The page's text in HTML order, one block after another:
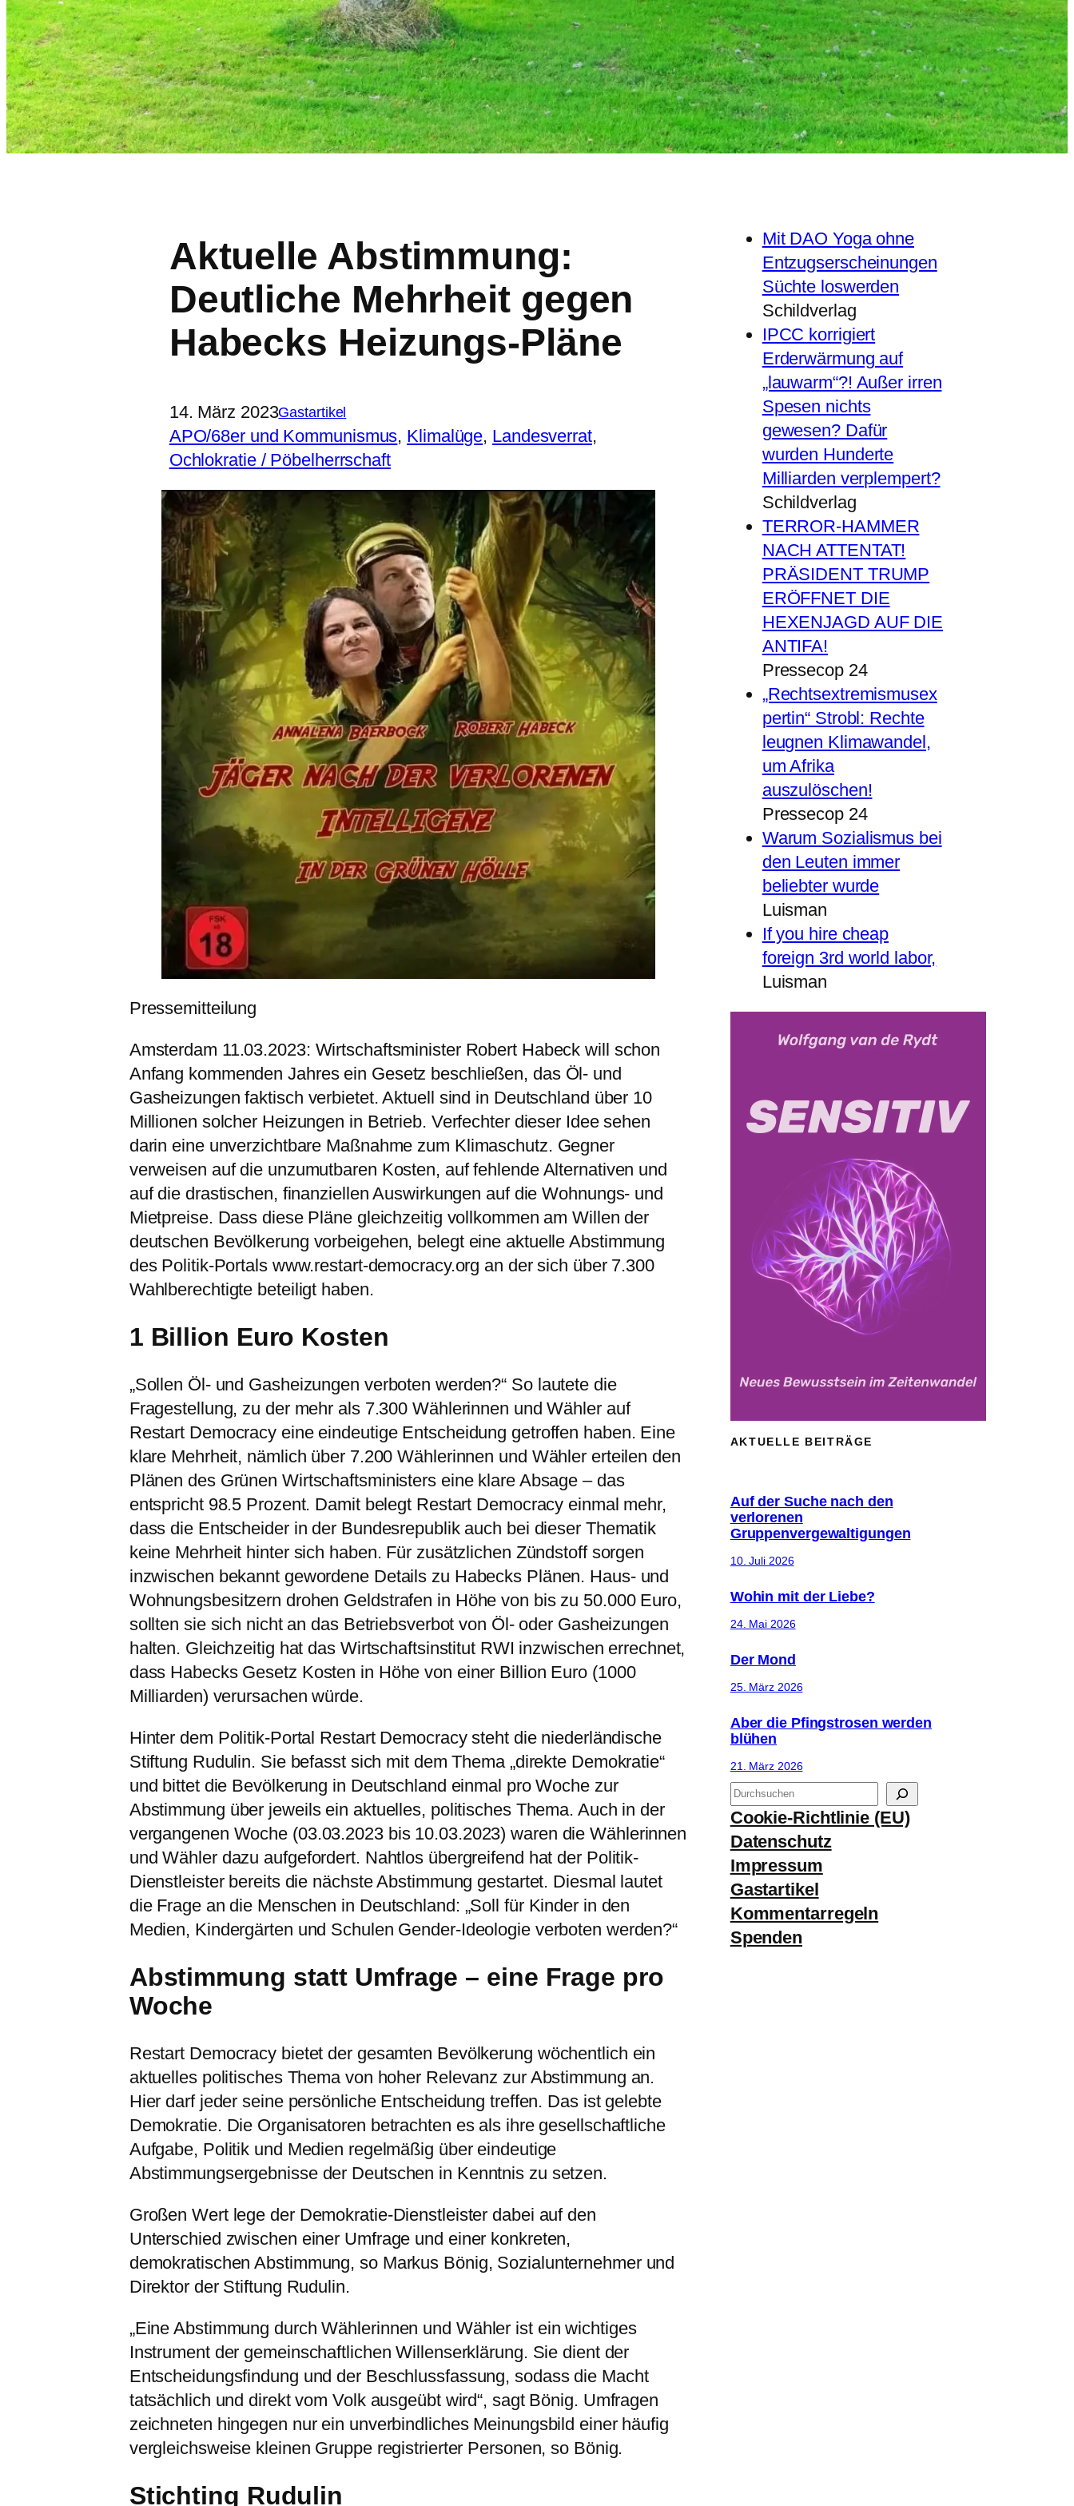
Aktuelle Abstimmung:
Deutliche Mehrheit gegen
Habecks Heizungs-Pläne
14. März 2023Gastartikel
APO/68er und Kommunismus, Klimalüge, Landesverrat
Ochlokratie / Pöbelherrschaft
Pressemitteilung
Amsterdam 11.03.2023: Wirtschaftsminister Robert Habeck will schon
Anfang kommenden Jahres ein Gesetz beschließen, das Öl- und
Gasheizungen faktisch verbietet. Aktuell sind in Deutschland über 10
Millionen solcher Heizungen in Betrieb. Verfechter dieser Idee sehen
darin eine unverzichtbare Maßnahme zum Klimaschutz. Gegner
verweisen auf die unzumutbaren Kosten, auf fehlende Alternativen und
auf die drastischen, finanziellen Auswirkungen auf die Wohnungs- und
Mietpreise. Dass diese Pläne gleichzeitig vollkommen am Willen der
deutschen Bevölkerung vorbeigehen, belegt eine aktuelle Abstimmung
des Politik-Portals www.restart-democracy.org an der sich über 7.300
Wahlberechtigte beteiligt haben.
1 Billion Euro Kosten
„Sollen Öl- und Gasheizungen verboten werden?“ So lautete die
Fragestellung, zu der mehr als 7.300 Wählerinnen und Wähler auf
Restart Democracy eine eindeutige Entscheidung getroffen haben. Eine
klare Mehrheit, nämlich über 7.200 Wählerinnen und Wähler erteilen den
Plänen des Grünen Wirtschaftsministers eine klare Absage – das
entspricht 98.5 Prozent. Damit belegt Restart Democracy einmal mehr,
dass die Entscheider in der Bundesrepublik auch bei dieser Thematik
keine Mehrheit hinter sich haben. Für zusätzlichen Zündstoff sorgen
inzwischen bekannt gewordene Details zu Habecks Plänen. Haus- und
Wohnungsbesitzern drohen Geldstrafen in Höhe von bis zu 50.000 Euro,
sollten sie sich nicht an das Betriebsverbot von Öl- oder Gasheizungen
halten. Gleichzeitig hat das Wirtschaftsinstitut RWI inzwischen errechnet,
dass Habecks Gesetz Kosten in Höhe von einer Billion Euro (1000
Milliarden) verursachen würde.
Hinter dem Politik-Portal Restart Democracy steht die niederländische
Stiftung Rudulin. Sie befasst sich mit dem Thema „direkte Demokratie“
und bittet die Bevölkerung in Deutschland einmal pro Woche zur
Abstimmung über jeweils ein aktuelles, politisches Thema. Auch in der
vergangenen Woche (03.03.2023 bis 10.03.2023) waren die Wählerinnen
und Wähler dazu aufgefordert. Nahtlos übergreifend hat der Politik-
Dienstleister bereits die nächste Abstimmung gestartet. Diesmal lautet
die Frage an die Menschen in Deutschland: „Soll für Kinder in den
Medien, Kindergärten und Schulen Gender-Ideologie verboten werden?“
Abstimmung statt Umfrage – eine Frage pro
Woche
Restart Democracy bietet der gesamten Bevölkerung wöchentlich ein
aktuelles politisches Thema von hoher Relevanz zur Abstimmung an.
Hier darf jeder seine persönliche Entscheidung treffen. Das ist gelebte
Demokratie. Die Organisatoren betrachten es als ihre gesellschaftliche
Aufgabe, Politik und Medien regelmäßig über eindeutige
Abstimmungsergebnisse der Deutschen in Kenntnis zu setzen.
Großen Wert lege der Demokratie-Dienstleister dabei auf den
Unterschied zwischen einer Umfrage und einer konkreten,
demokratischen Abstimmung, so Markus Bönig, Sozialunternehmer und
Direktor der Stiftung Rudulin.
„Eine Abstimmung durch Wählerinnen und Wähler ist ein wichtiges
Instrument der gemeinschaftlichen Willenserklärung. Sie dient der
Entscheidungsfindung und der Beschlussfassung, sodass die Macht
tatsächlich und direkt vom Volk ausgeübt wird“, sagt Bönig. Umfragen
zeichneten hingegen nur ein unverbindliches Meinungsbild einer häufig
vergleichsweise kleinen Gruppe registrierter Personen, so Bönig.
Stichting Rudulin
Mit DAO Yoga ohne
Entzugserscheinungen
Süchte loswerden
Schildverlag
IPCC korrigiert
Erderwärmung auf
„lauwarm“?! Außer irren
Spesen nichts
gewesen? Dafür
wurden Hunderte
Milliarden verplempert?
Schildverlag
TERROR-HAMMER
NACH ATTENTAT!
PRÄSIDENT TRUMP
ERÖFFNET DIE
HEXENJAGD AUF DIE
ANTIFA!
Pressecop 24
„Rechtsextremismusex
pertin“ Strobl: Rechte
leugnen Klimawandel,
um Afrika
auszulöschen!
Pressecop 24
Warum Sozialismus bei
den Leuten immer
beliebter wurde
Luisman
If you hire cheap
foreign 3rd world labor,
Luisman
AKTUELLE BEITRÄGE
Auf der Suche nach den
verlorenen
Gruppenvergewaltigungen
10. Juli 2026
Wohin mit der Liebe?
24. Mai 2026
Der Mond
25. März 2026
Aber die Pfingstrosen werden
blühen
21. März 2026
S
u
c
h
e
n
Cookie-Richtlinie (EU)
Datenschutz
Impressum
Gastartikel
Kommentarregeln
Spenden